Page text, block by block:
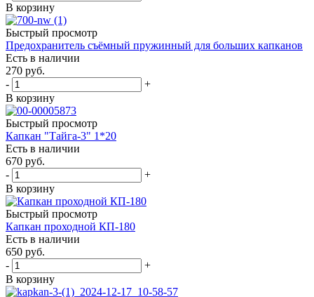
В корзину
Быстрый просмотр
Предохранитель съёмный пружинный для больших капканов
Есть в наличии
270 руб.
-
+
В корзину
Быстрый просмотр
Капкан "Тайга-3" 1*20
Есть в наличии
670 руб.
-
+
В корзину
Быстрый просмотр
Капкан проходной КП-180
Есть в наличии
650 руб.
-
+
В корзину